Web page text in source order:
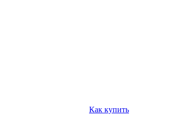
Как купить